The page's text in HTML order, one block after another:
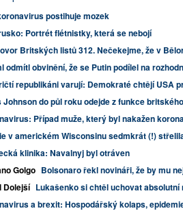
postihuje mozek
Portrét flétnistky, která se nebojí
Britských listů 312. Nečekejme, že v
odmítl obvinění, že se Putin podílel na
republikáni varují: Demokraté chtějí USA
Johnson do půl roku odejde z funkce
Případ muže, který byl nakažen
v americkém Wisconsinu sedmkrát (!)
klinika: Navalnyj byl otráven
Golgo Bolsonaro řekl novináři, že by mu
Dolejší Lukašenko si chtěl uchovat
a brexit: Hospodářský kolaps,